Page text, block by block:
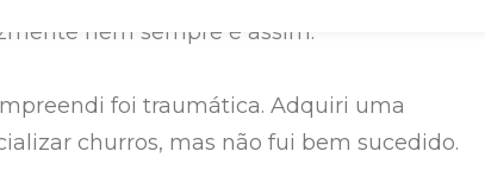
nem sempre é assim.
foi traumática. Adquiri uma
churros, mas não fui bem sucedido.